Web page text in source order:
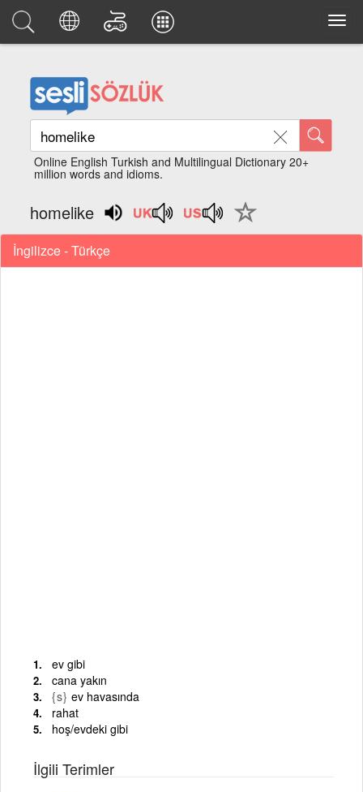
Online English Turkish and Multilingual Dictionary 20+
million words and idioms.
homelike
İngilizce - Türkçe
ev gibi
cana yakın
{s} ev havasında
rahat
hoş/evdeki gibi
İlgili Terimler